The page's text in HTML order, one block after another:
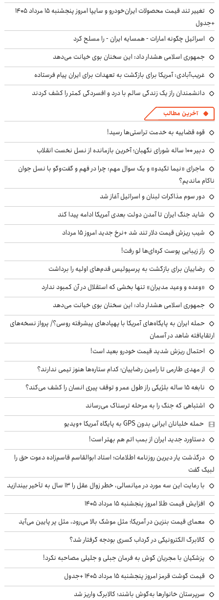
تغییر تند قیمت محصولات ایران‌خودرو و سایپا امروز پنجشنبه ۱۵ مرداد ۱۴۰۵
+جدول
اسرائیل چگونه امارات - همسایه ایران - را مسلح کرد
جمهوری اسلامی هشدار داد: این سخنان بوی خیانت می‌دهد
غریب‌آبادی: آمریکا برای بازگشت به تعهدات برای ایران پیام فرستاده
دانشمندان راز یک زندگی سالم با درد و افسردگی کمتر را کشف کردند
آخرین مطالب
قوه قضاییه به خدمت تراستی‌ها رسید!
دبیر ۱۰۰ ساله شورای نگهبان؛ آخرین بازمانده از نسل نخست انقلاب
ماجرای «نیما تکیدو» و یک سوال مهم: چرا در فهم و گفت‌وگو با نسل جوان
ناکام ماندیم؟
دور سوم مذاکرات لبنان و اسرائیل آغاز شد
شاید جنگ ایران تا آمدن دولت بعدی آمریکا ادامه پیدا کند
شیب ریزش قیمت دلار تند شد +نرخ جدید امروز ۱۵ مرداد
راز زیبایی پوست کره‌ای‌ها لو رفت!
رضاییان برای بازگشت به پرسپولیس قدم‌های اولیه را برداشت
«وعده و وعید مدیران» تنها بخشی که استقلال در آن کمبود ندارد
جمهوری اسلامی هشدار داد: این سخنان بوی خیانت می‌دهد
حمله ایران به پایگاه‌های آمریکا با پهپادهای پیشرفته روسی؟/ پرواز نسخه‌های
ارتقایافته شاهد در آسمان
احتمال ریزش شدید قیمت خودرو بعید است!
از مهدی طارمی تا رامین رضاییان؛ کدام ستاره‌ها هنوز تیمی ندارند؟
نابغه ۱۵ ساله بلژیکی راز طول عمر و توقف پیری انسان را کشف می‌کند؟
اشتباهی که جنگ را به مرحله ترسناک می‌رساند
حمله خلبانان ایرانی بدون GPS به پایگاه آمریکا +ویدیو
دستاورد جدید ایران از بمب اتم هم بهتر است!
درگذشت یار دیرین روزنامه اطلاعات؛ استاد ابوالقاسم قاسم‌زاده دعوت حق را
لبیک گفت
با رعایت این سه مورد در میانسالی، خطر زوال عقل را ۱۳ سال به تأخیر بیندازید
افزایش قیمت طلا امروز پنجشنبه ۱۵ مرداد ۱۴۰۵
معمای قیمت بنزین در آمریکا؛ مثل موشک بالا می‌رود، مثل پر پایین می‌آید
کالابرگ الکترونیکی در گرداب کسری بودجه گرفتار شد؟
پزشکیان با مجریان گوش به فرمان جبلی و جلیلی مصاحبه نکرد!
قیمت گوشت قرمز امروز پنجشنبه ۱۵ مرداد ۱۴۰۵ +جدول
سرپرستان خانوارها به‌گوش باشند؛ کالابرگ واریز شد